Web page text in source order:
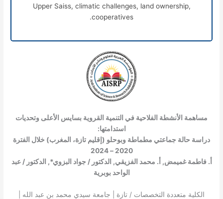
Upper Saiss, climatic challenges, land ownership,
cooperatives.
مساهمة الأنشطة الفلاحية في التنمية القروية بسايس الأعلى وتحديات
استدامتها:
دراسة حالة جماعتي مطماطة وبوحلو (إقليم تازة، المغرب) خلال الفترة
2020 – 2024
أ. فاطمة غميمض, أ. محمد الفزيقي, الدكتور / جواد البزوي*, الدكتور / عبد
الواحد بوبرية
الكلية متعددة التخصصات / تازة | جامعة سيدي محمد بن عبد الله |